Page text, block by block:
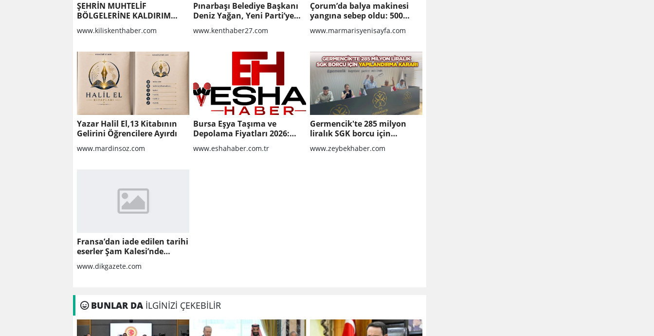
ŞEHRİN MUHTELİF
BÖLGELERİNE KALDIRIM
YAPILMASI VE BOZULAN
KALDIRIMLARIN
www.kiliskenthaber.com
Pınarbaşı Belediye Başkanı
Deniz Yağan, Yeni Parti’ye
geçti
www.kenthaber27.com
Çorum’da balya makinesi
yangına sebep oldu: 500
dönüm anız küle döndü
www.marmarisyenisayfa.com
Yazar Halil El,13 Kitabının
Gelirini Öğrencilere Ayırdı
www.mardinsoz.com
Bursa Eşya Taşıma ve
Depolama Fiyatları 2026:
Güvenli Hizmet İçin
Bilinmesi Gerekenler
www.eshahaber.com.tr
Germencik'te 285 milyon
liralık SGK borcu için
yapılandırma kararı
www.zeybekhaber.com
Fransa’dan iade edilen tarihi
eserler Şam Kalesi’nde
sergilendi
www.dikgazete.com
BUNLAR DA İLGİNİZİ ÇEKEBİLİR